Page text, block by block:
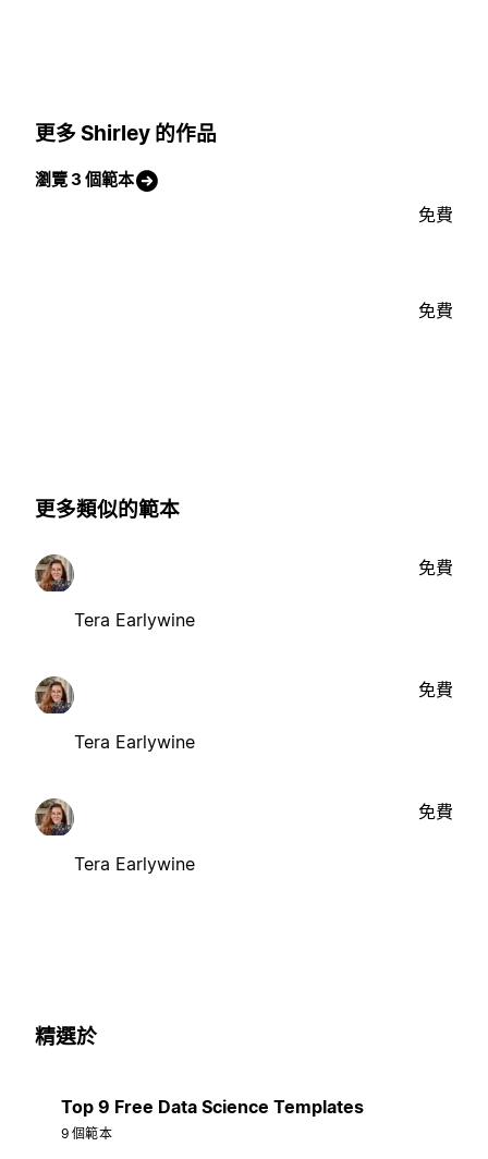
更多 Shirley 的作品
瀏覽 3 個範本
免費
免費
更多類似的範本
Tera Earlywine
免費
Tera Earlywine
免費
Tera Earlywine
免費
精選於
Top 9 Free Data Science Templates
9 個範本